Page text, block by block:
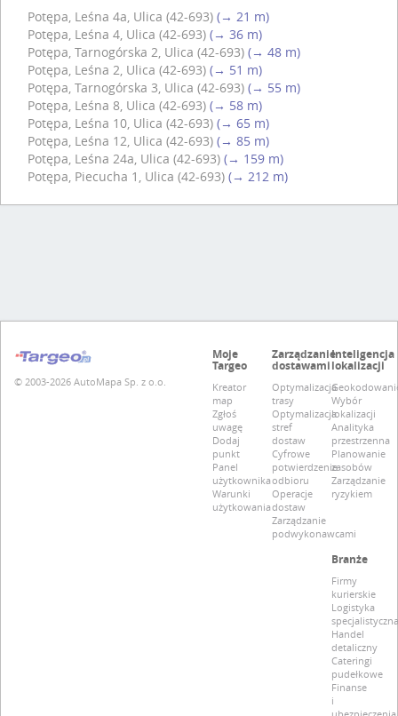
Potępa, Leśna 4a, Ulica (42-693) (→ 21 m)
Potępa, Leśna 4, Ulica (42-693) (→ 36 m)
Potępa, Tarnogórska 2, Ulica (42-693) (→ 48 m)
Potępa, Leśna 2, Ulica (42-693) (→ 51 m)
Potępa, Tarnogórska 3, Ulica (42-693) (→ 55 m)
Potępa, Leśna 8, Ulica (42-693) (→ 58 m)
Potępa, Leśna 10, Ulica (42-693) (→ 65 m)
Potępa, Leśna 12, Ulica (42-693) (→ 85 m)
Potępa, Leśna 24a, Ulica (42-693) (→ 159 m)
Potępa, Piecucha 1, Ulica (42-693) (→ 212 m)
© 2003-2026 AutoMapa Sp. z o.o.
Moje
Targeo
Kreator
map
Zgłoś
uwagę
Dodaj
punkt
Panel
użytkownika
Warunki
użytkowania
Zarządzanie
dostawami
Optymalizacja
trasy
Optymalizacja
stref
dostaw
Cyfrowe
potwierdzenie
odbioru
Operacje
dostaw
Zarządzanie
podwykonawcami
Inteligencja
lokalizacji
Wybór
lokalizacji
Analityka
przestrzenna
Planowanie
zasobów
Zarządzanie
ryzykiem
Branże
Firmy
kurierskie
Logistyka
specjalistyczna
Handel
detaliczny
Cateringi
pudełkowe
Finanse
i